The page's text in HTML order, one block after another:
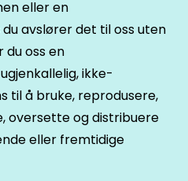
eller en
avslører det til oss uten
du oss en
ikke-
til å bruke, reprodusere,
oversette og distribuere
eller fremtidige